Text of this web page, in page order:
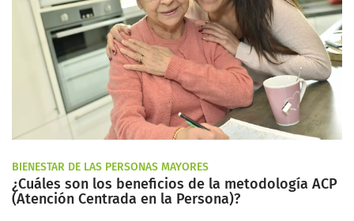
BIENESTAR DE LAS PERSONAS MAYORES
¿Cuáles son los beneficios de la metodología ACP
(Atención Centrada en la Persona)?